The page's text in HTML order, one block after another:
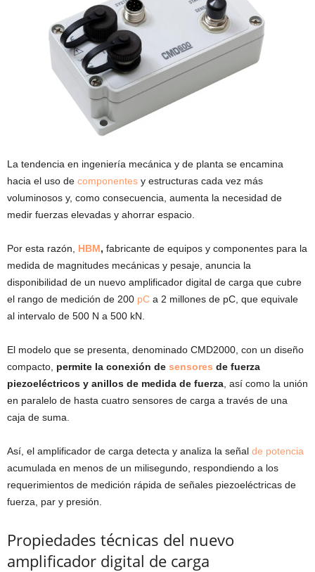
La tendencia en ingeniería mecánica y de planta se encamina
hacia el uso de componentes y estructuras cada vez más
voluminosos y, como consecuencia, aumenta la necesidad de
medir fuerzas elevadas y ahorrar espacio.
Por esta razón, HBM, fabricante de equipos y componentes para la
medida de magnitudes mecánicas y pesaje, anuncia la
disponibilidad de un nuevo amplificador digital de carga que cubre
el rango de medición de 200 pC a 2 millones de pC, que equivale
al intervalo de 500 N a 500 kN.
El modelo que se presenta, denominado CMD2000, con un diseño
compacto, permite la conexión de sensores de fuerza
piezoeléctricos y anillos de medida de fuerza , así como la unión
en paralelo de hasta cuatro sensores de carga a través de una
caja de suma.
Así, el amplificador de carga detecta y analiza la señal de potencia
acumulada en menos de un milisegundo, respondiendo a los
requerimientos de medición rápida de señales piezoeléctricas de
fuerza, par y presión.
Propiedades técnicas del nuevo
amplificador digital de carga